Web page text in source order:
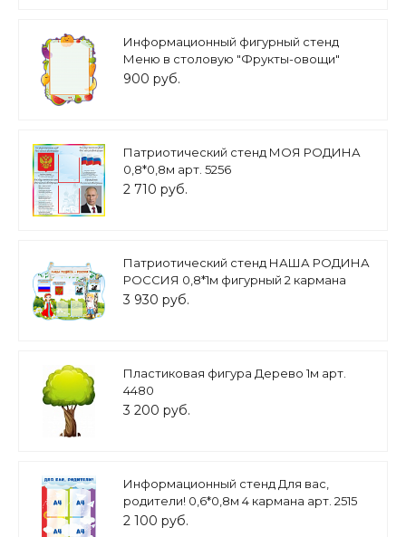
Информационный фигурный стенд
Меню в столовую "Фрукты-овощи"
0,33*0,43м. 1 карман А4 арт. М1445
900 руб.
Патриотический стенд МОЯ РОДИНА
0,8*0,8м арт. 5256
2 710 руб.
Патриотический стенд НАША РОДИНА
РОССИЯ 0,8*1м фигурный 2 кармана
арт.3481
3 930 руб.
Пластиковая фигура Дерево 1м арт.
4480
3 200 руб.
Информационный стенд Для вас,
родители! 0,6*0,8м 4 кармана арт. 2515
2 100 руб.